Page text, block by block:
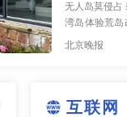
无人岛莫侵占
湾岛体验荒岛
多人以为“无
北京晚报
互联网